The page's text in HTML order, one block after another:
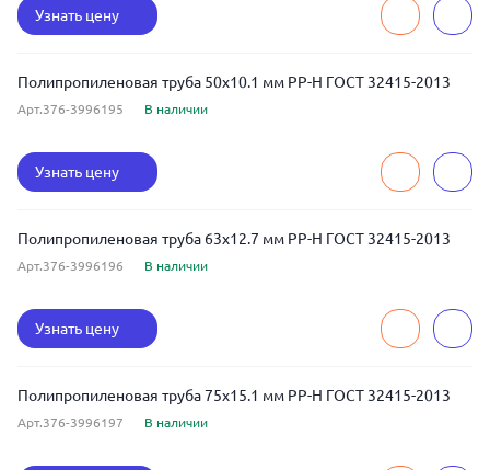
Узнать цену
Полипропиленовая труба 50x10.1 мм РР-Н ГОСТ 32415-2013
Арт.376-3996195 В наличии
Узнать цену
Полипропиленовая труба 63x12.7 мм РР-Н ГОСТ 32415-2013
Арт.376-3996196 В наличии
Узнать цену
Полипропиленовая труба 75x15.1 мм РР-Н ГОСТ 32415-2013
Арт.376-3996197 В наличии